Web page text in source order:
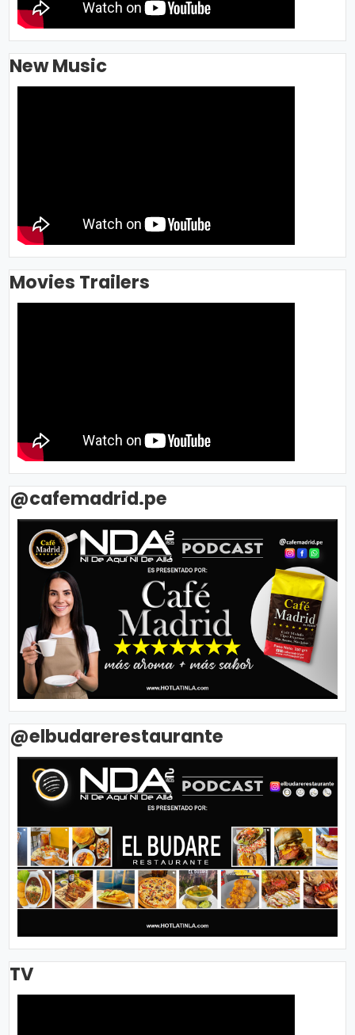
New Music
Movies Trailers
@cafemadrid.pe
@elbudarerestaurante
TV